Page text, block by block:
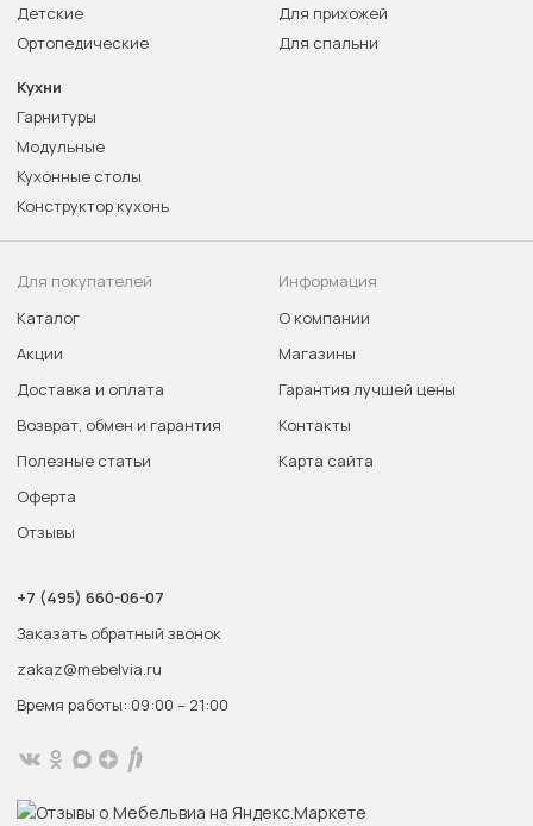
Детские
Ортопедические
Для прихожей
Для спальни
Кухни
Гарнитуры
Модульные
Кухонные столы
Конструктор кухонь
Для покупателей
Каталог
Акции
Доставка и оплата
Возврат, обмен и гарантия
Полезные статьи
Оферта
Отзывы
Информация
О компании
Магазины
Гарантия лучшей цены
Контакты
Карта сайта
+7 (495) 660-06-07
Заказать обратный звонок
zakaz@mebelvia.ru
Время работы: 09:00 – 21:00